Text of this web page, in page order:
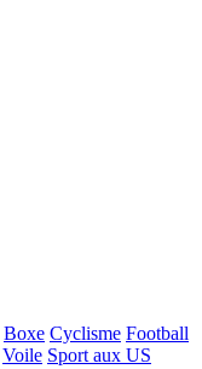
Boxe Cyclisme Football
Voile Sport aux US